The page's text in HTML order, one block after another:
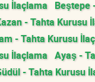
İlaçlama Beştepe
- Tahta Kurusu
- Tahta Kurusu
İlaçlama Ayaş -
- Tahta Kurusu